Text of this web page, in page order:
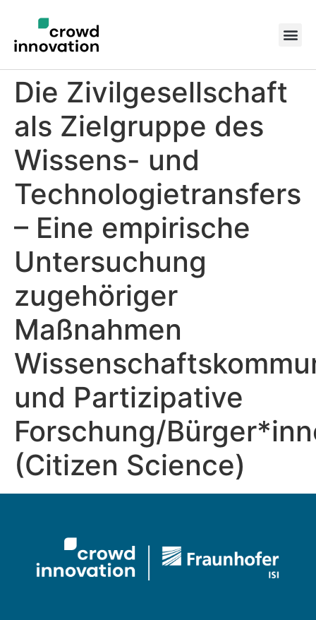
Die Zivilgesellschaft
als Zielgruppe des
Wissens- und
Technologietransfers
– Eine empirische
Untersuchung
zugehöriger
Maßnahmen
und Partizipative
Forschung/
(Citizen Science)